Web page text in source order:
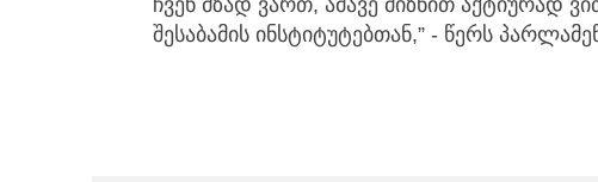
ჩვენ მზად ვართ, ამავე მიზნით აქტიურად
შესაბამის ინსტიტუტებთან,” - წერს